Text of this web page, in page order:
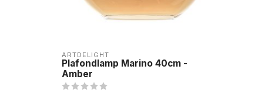
ARTDELIGHT
Plafondlamp Marino 40cm -
Amber